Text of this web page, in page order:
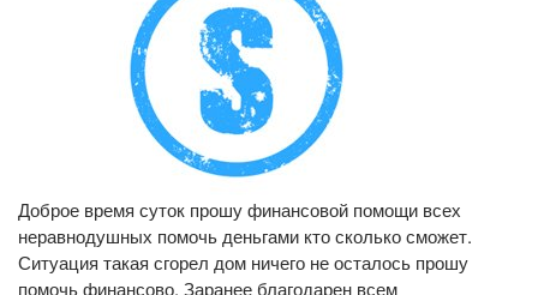
Доброе время суток прошу финансовой помощи всех
неравнодушных помочь деньгами кто сколько сможет.
Ситуация такая сгорел дом ничего не осталось прошу
помочь финансово. Заранее благодарен всем